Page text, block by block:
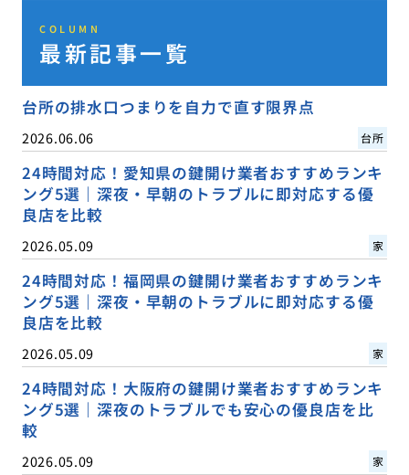
COLUMN
最新記事一覧
台所の排水口つまりを自力で直す限界点
2026.06.06 台所
24時間対応！愛知県の鍵開け業者おすすめランキ
ング5選｜深夜・早朝のトラブルに即対応する優
良店を比較
2026.05.09 家
24時間対応！福岡県の鍵開け業者おすすめランキ
ング5選｜深夜・早朝のトラブルに即対応する優
良店を比較
2026.05.09 家
24時間対応！大阪府の鍵開け業者おすすめランキ
ング5選｜深夜のトラブルでも安心の優良店を比
較
2026.05.09 家